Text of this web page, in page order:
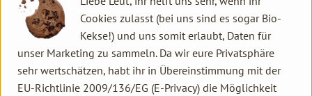
Zutaten
Produktdatenblatt
Cookies zulasst (bei uns sind es sogar Bio-
Kekse!) und uns somit erlaubt, Daten für
unser Marketing zu sammeln. Da wir eure Privatsphäre
sehr wertschätzen, habt ihr in Übereinstimmung mit der
EU-Richtlinie 2009/136/EG (E-Privacy) die Möglichkeit